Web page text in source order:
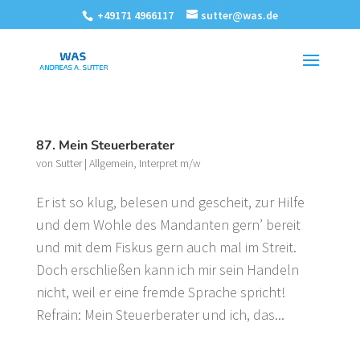
+49171 4966117 sutter@was.de
87. Mein Steuerberater
von Sutter| Allgemein, Interpret m/w
Er ist so klug, belesen und gescheit, zur Hilfe
und dem Wohle des Mandanten gern’ bereit
und mit dem Fiskus gern auch mal im Streit.
Doch erschließen kann ich mir sein Handeln
nicht, weil er eine fremde Sprache spricht!
Refrain: Mein Steuerberater und ich, das...